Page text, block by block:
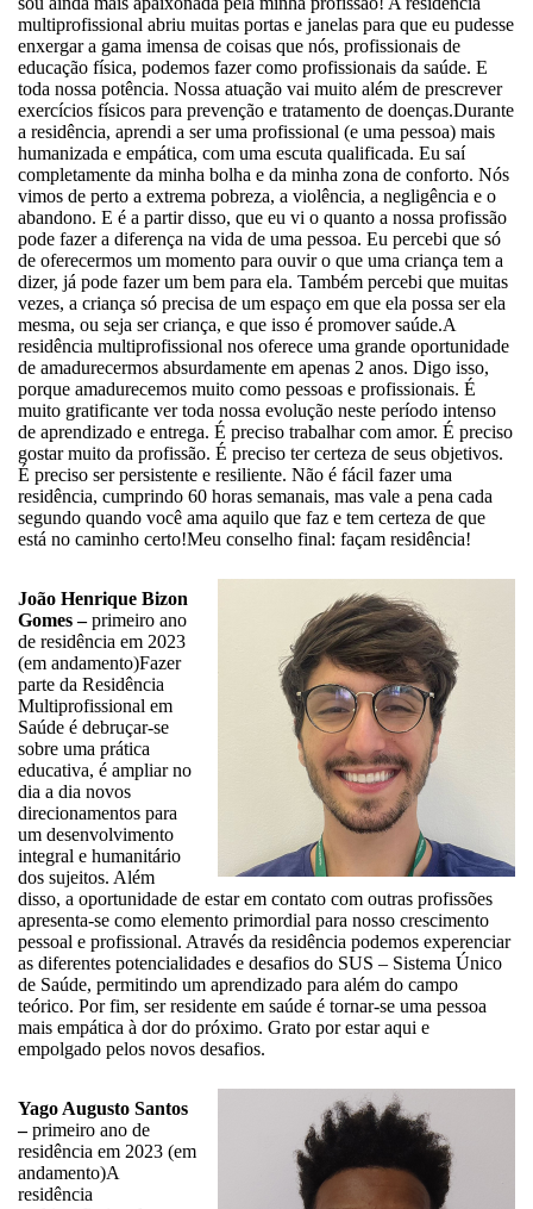
multiprofissional abriu muitas portas e janelas para que eu pudesse
enxergar a gama imensa de coisas que nós, profissionais de
educação física, podemos fazer como profissionais da saúde. E
toda nossa potência. Nossa atuação vai muito além de prescrever
exercícios físicos para prevenção e tratamento de doenças.Durante
a residência, aprendi a ser uma profissional (e uma pessoa) mais
humanizada e empática, com uma escuta qualificada. Eu saí
completamente da minha bolha e da minha zona de conforto. Nós
vimos de perto a extrema pobreza, a violência, a negligência e o
abandono. E é a partir disso, que eu vi o quanto a nossa profissão
pode fazer a diferença na vida de uma pessoa. Eu percebi que só
de oferecermos um momento para ouvir o que uma criança tem a
dizer, já pode fazer um bem para ela. Também percebi que muitas
vezes, a criança só precisa de um espaço em que ela possa ser ela
mesma, ou seja ser criança, e que isso é promover saúde.A
residência multiprofissional nos oferece uma grande oportunidade
de amadurecermos absurdamente em apenas 2 anos. Digo isso,
porque amadurecemos muito como pessoas e profissionais. É
muito gratificante ver toda nossa evolução neste período intenso
de aprendizado e entrega. É preciso trabalhar com amor. É preciso
gostar muito da profissão. É preciso ter certeza de seus objetivos.
É preciso ser persistente e resiliente. Não é fácil fazer uma
residência, cumprindo 60 horas semanais, mas vale a pena cada
segundo quando você ama aquilo que faz e tem certeza de que
está no caminho certo!Meu conselho final: façam residência!
João Henrique Bizon
Gomes –primeiro ano
de residência em 2023
(em andamento)Fazer
parte da Residência
Multiprofissional em
Saúde é debruçar-se
sobre uma prática
educativa, é ampliar no
dia a dia novos
direcionamentos para
um desenvolvimento
integral e humanitário
dos sujeitos. Além
disso, a oportunidade de estar em contato com outras profissões
apresenta-se como elemento primordial para nosso crescimento
pessoal e profissional. Através da residência podemos experenciar
as diferentes potencialidades e desafios do SUS – Sistema Único
de Saúde, permitindo um aprendizado para além do campo
teórico. Por fim, ser residente em saúde é tornar-se uma pessoa
mais empática à dor do próximo. Grato por estar aqui e
empolgado pelos novos desafios.
Yago Augusto Santos
–primeiro ano de
residência em 2023 (em
andamento)A
residência